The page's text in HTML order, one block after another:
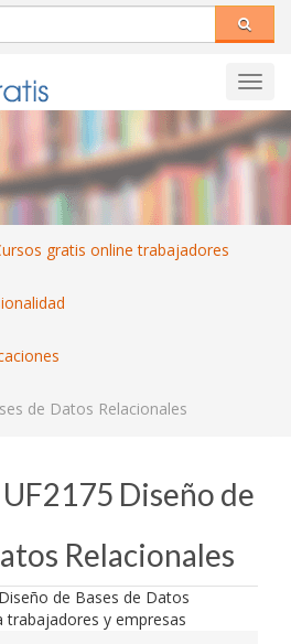
gratis online trabajadores
de Datos Relacionales
Diseño de
Relacionales